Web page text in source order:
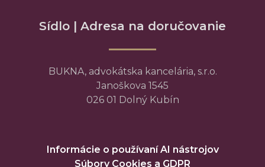
Sídlo | Adresa na doručovanie
BUKNA, advokátska kancelária, s.r.o.
Janoškova 1545
026 01 Dolný Kubín
Informácie o používaní AI nástrojov
Súbory Cookies a GDPR